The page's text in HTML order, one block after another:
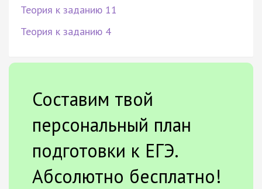
Теория к заданию 11
Теория к заданию 4
Составим твой
персональный план
подготовки к ЕГЭ.
Абсолютно бесплатно!